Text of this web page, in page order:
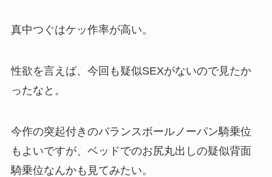
真中つぐはケッ作率が高い。
性欲を言えば、今回も疑似SEXがないので見たか
ったなと。
今作の突起付きのバランスボールノーパン騎乗位
もよいですが、ベッドでのお尻丸出しの疑似背面
騎乗位なんかも見てみたい。